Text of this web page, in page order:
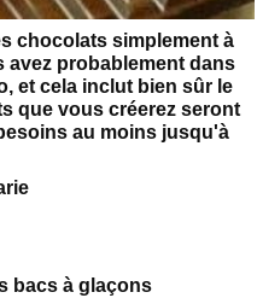
chocolats simplement à
avez probablement dans
et cela inclut bien sûr le
que vous créerez seront
au moins jusqu'à
bacs à glaçons